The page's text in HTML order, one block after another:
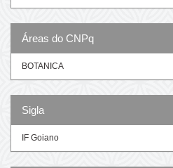
Áreas do CNPq
BOTANICA
Sigla
IF Goiano